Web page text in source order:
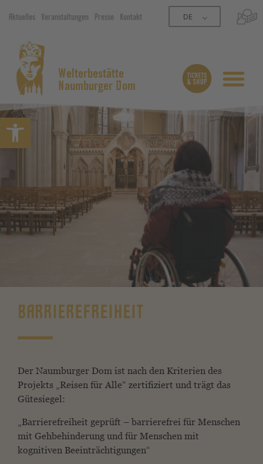
Symbolleiste öffnen
Aktuelles Veranstaltungen Presse Kontakt DE
Welterbestätte
Naumburger Dom
BARRIEREFREIHEIT
Der Naumburger Dom ist nach den Kriterien des
Projekts „Reisen für Alle“ zertifiziert und trägt das
Gütesiegel:
„Barrierefreiheit geprüft – barrierefrei für Menschen
mit Gehbehinderung und für Menschen mit
kognitiven Beeinträchtigungen“